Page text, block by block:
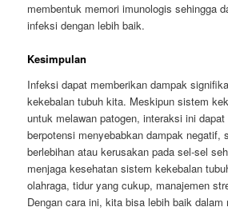
membentuk memori imunologis sehingga
infeksi dengan lebih baik.
Kesimpulan
Infeksi dapat memberikan dampak
kekebalan tubuh kita. Meskipun sistem
untuk melawan patogen, interaksi ini
berpotensi menyebabkan dampak negatif,
berlebihan atau kerusakan pada sel-sel
menjaga kesehatan sistem kekebalan
olahraga, tidur yang cukup, manajemen
Dengan cara ini, kita bisa lebih baik dalam